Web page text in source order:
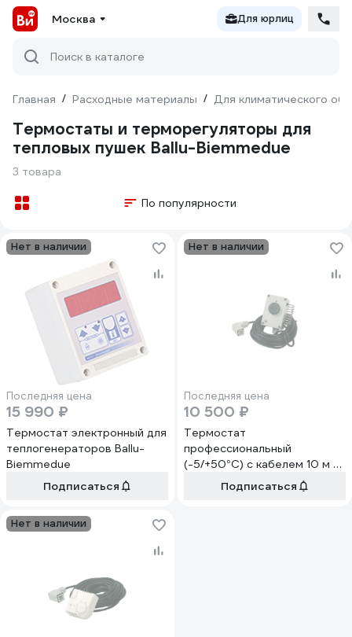
Москва Для юрлиц
Поиск в каталоге
Главная / Расходные материалы / Для климатического
Термостаты и терморегуляторы для
тепловых пушек Ballu-Biemmedue
3 товара
По популярности
Нет в наличии
Последняя цена
15 990 ₽
Термостат электронный для
теплогенераторов Ballu-
Biemmedue
Подписаться
Нет в наличии
Последняя цена
10 500 ₽
Термостат
профессиональный
(-5/+50°С) с кабелем 10 м и
штекером 90° Ballu-
Biemmedue 02AC582
Подписаться
Нет в наличии